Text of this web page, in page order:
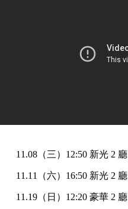
11.08（三）12:50 新光 2 廳
11.11（六）16:50 新光 2 廳
11.19（日）12:20 豪華 2 廳